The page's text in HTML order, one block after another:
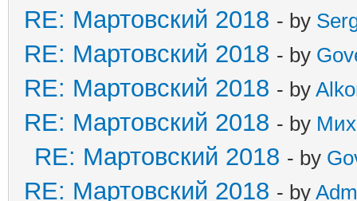
RE: Мартовский 2018 - by
RE: Мартовский 2018 - by
RE: Мартовский 2018 - by
RE: Мартовский 2018 - by
RE: Мартовский 2018 - by
RE: Мартовский 2018 - by